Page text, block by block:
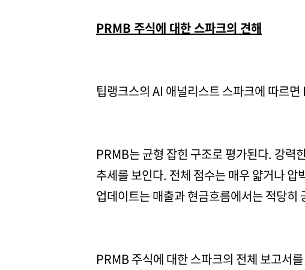
PRMB 주식에 대한 스파크의 견해
팁랭크스의 AI 애널리스트 스파크에 따르
PRMB는 균형 잡힌 구조로 평가된다. 강력
추세를 보인다. 전체 점수는 매우 얇거나
업데이트는 매출과 현금흐름에서는 적당
PRMB 주식에 대한 스파크의 전체 보고서